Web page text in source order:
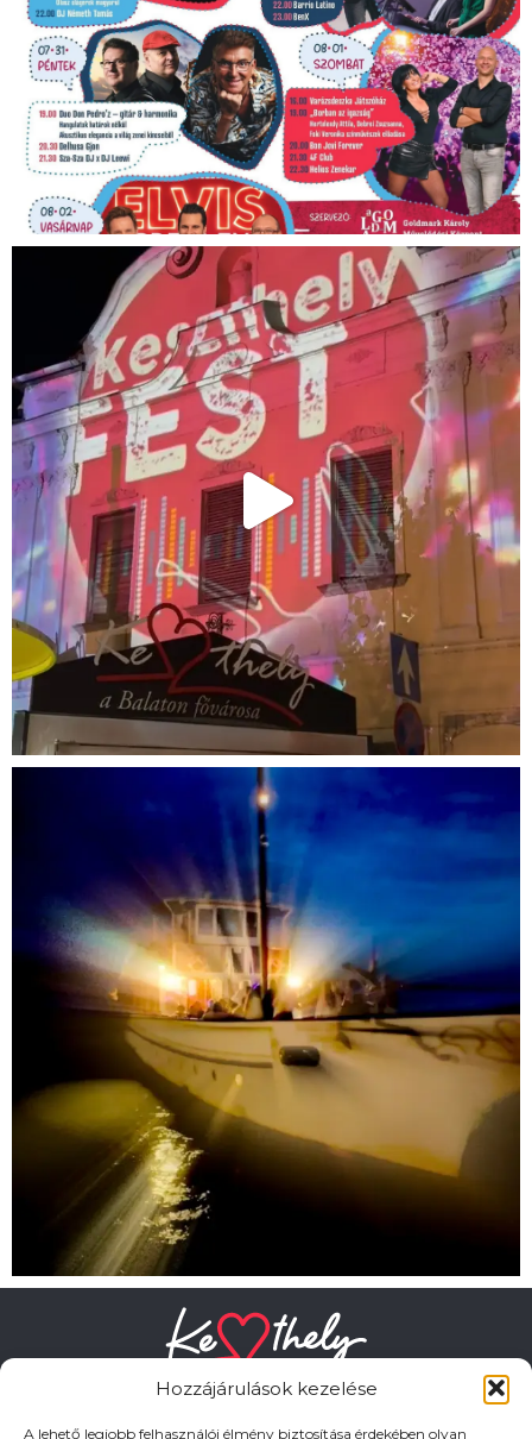
Hozzájárulások kezelése
A lehető legjobb felhasználói élmény biztosítása érdekében olyan